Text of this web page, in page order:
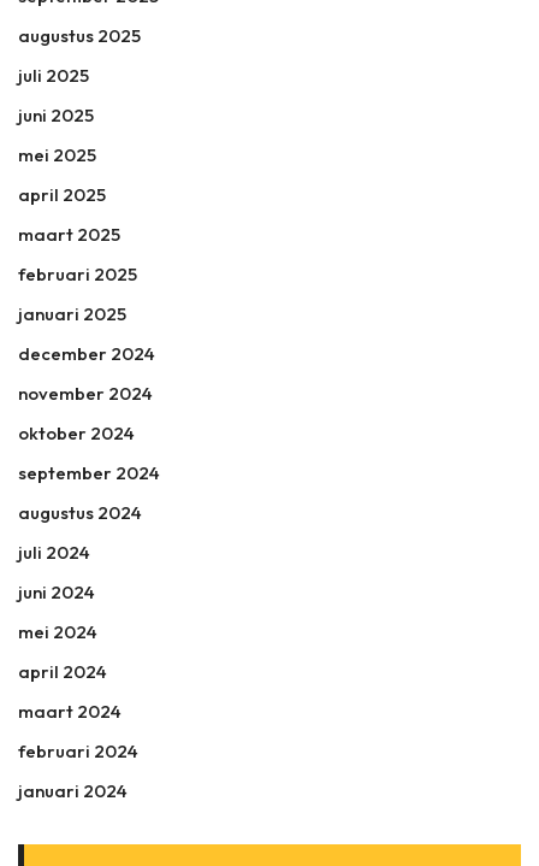
augustus 2025
juli 2025
juni 2025
mei 2025
april 2025
maart 2025
februari 2025
januari 2025
december 2024
november 2024
oktober 2024
september 2024
augustus 2024
juli 2024
juni 2024
mei 2024
april 2024
maart 2024
februari 2024
januari 2024